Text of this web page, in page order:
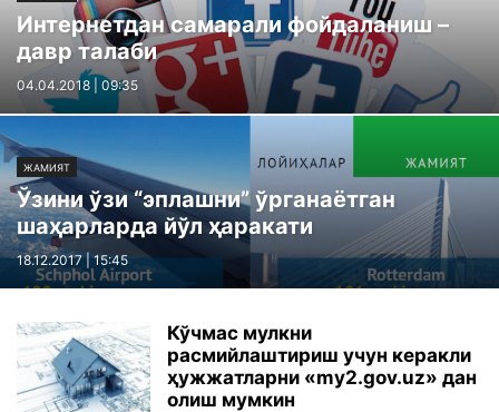
Интернетдан самарали фойдаланиш –
давр талаби
04.04.2018 | 09:35
ЖАМИЯТ
Ўзини ўзи “эплашни” ўрганаётган
шаҳарларда йўл ҳаракати
18.12.2017 | 15:45
Кўчмас мулкни
расмийлаштириш учун керакли
ҳужжатларни «my2.gov.uz» дан
олиш мумкин